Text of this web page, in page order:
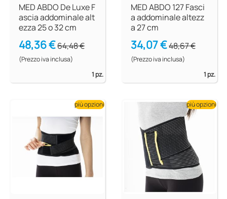
MED ABDO De Luxe F
ascia addominale alt
ezza 25 o 32 cm
48,36 €64,48 €
(Prezzo iva inclusa)
1 pz.
MED ABDO 127 Fasci
a addominale altezz
a 27 cm
34,07 €48,67 €
(Prezzo iva inclusa)
1 pz.
più opzioni più opzioni